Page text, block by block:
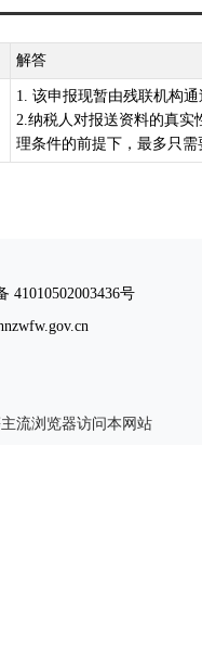
解答
1. 该申报现暂由残联机构
2.纳税人对报送资料的真实
理条件的前提下，最多只需
41010502003436号
流浏览器访问本网站